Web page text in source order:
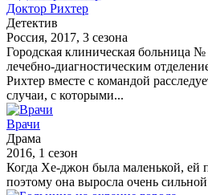
Доктор Рихтер
Детектив
Россия, 2017, 3 сезона
Городская клиническая больница
лечебно-диагностическим
Рихтер вместе с командой
случаи, с которыми...
Врачи
Драма
2016, 1 сезон
Когда Хе-джон была маленькой, ей
поэтому она выросла очень